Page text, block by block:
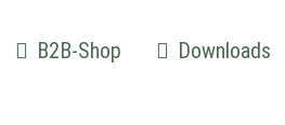
B2B-Shop Downloads